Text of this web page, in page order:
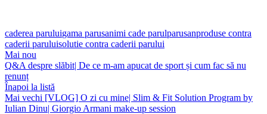
caderea paruluigama parusanimi cade parulparusanproduse contra
caderii paruluisolutie contra caderii parului
Mai nou
Q&A despre slăbit| De ce m-am apucat de sport și cum fac să nu
renunț
Înapoi la listă
Mai vechi [VLOG] O zi cu mine| Slim & Fit Solution Program by
Iulian Dinu| Giorgio Armani make-up session